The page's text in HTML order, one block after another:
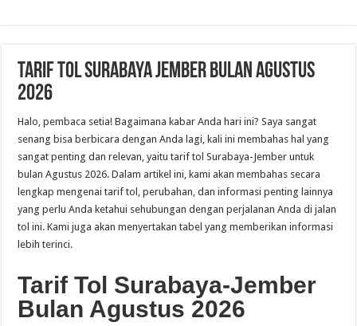
Tarif Tol Surabaya Jember Bulan Agustus
2026
Halo, pembaca setia! Bagaimana kabar Anda hari ini? Saya sangat
senang bisa berbicara dengan Anda lagi, kali ini membahas hal yang
sangat penting dan relevan, yaitu tarif tol Surabaya-Jember untuk
bulan Agustus 2026. Dalam artikel ini, kami akan membahas secara
lengkap mengenai tarif tol, perubahan, dan informasi penting lainnya
yang perlu Anda ketahui sehubungan dengan perjalanan Anda di jalan
tol ini. Kami juga akan menyertakan tabel yang memberikan informasi
lebih terinci.
Tarif Tol Surabaya-Jember
Bulan Agustus 2026